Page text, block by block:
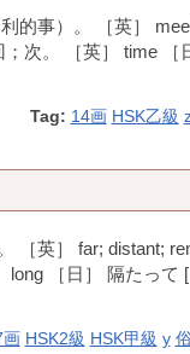
的事）。 ［英］
；次。 ［英］ time
Tag: 14画 HSK乙級
［英］ far; distant;
long ［日］ 隔たって
画 HSK2級 HSK甲級 y